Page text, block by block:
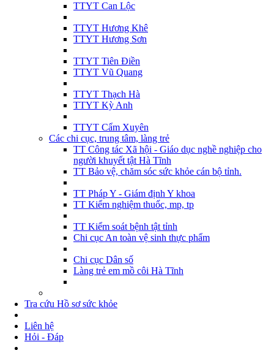
TTYT Can Lộc
TTYT Hương Khê
TTYT Hương Sơn
TTYT Tiên Điền
TTYT Vũ Quang
TTYT Thạch Hà
TTYT Kỳ Anh
TTYT Cẩm Xuyên
Các chi cục, trung tâm, làng trẻ
TT Công tác Xã hội - Giáo dục nghề nghiệp cho
người khuyết tật Hà Tĩnh
TT Bảo vệ, chăm sóc sức khỏe cán bộ tỉnh.
TT Pháp Y - Giám định Y khoa
TT Kiểm nghiệm thuốc, mp, tp
TT Kiểm soát bệnh tật tỉnh
Chi cục An toàn vệ sinh thực phẩm
Chi cục Dân số
Làng trẻ em mồ côi Hà Tĩnh
Tra cứu Hồ sơ sức khỏe
Liên hệ
Hỏi - Đáp